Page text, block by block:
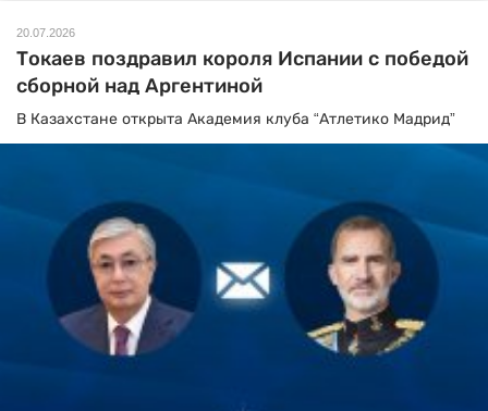
20.07.2026
Токаев поздравил короля Испании с победой
сборной над Аргентиной
В Казахстане открыта Академия клуба “Атлетико Мадрид”